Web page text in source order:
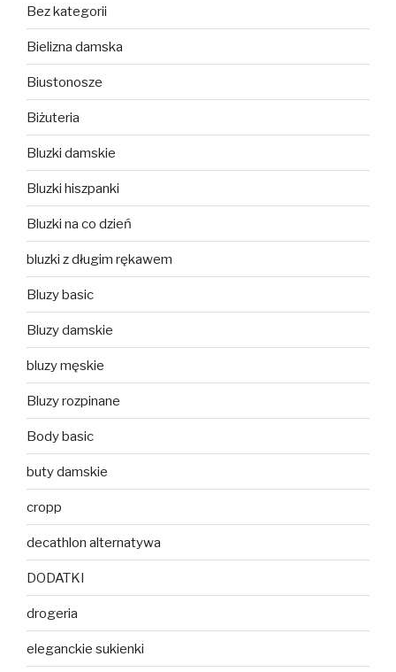
Bez kategorii
Bielizna damska
Biustonosze
Biżuteria
Bluzki damskie
Bluzki hiszpanki
Bluzki na co dzień
bluzki z długim rękawem
Bluzy basic
Bluzy damskie
bluzy męskie
Bluzy rozpinane
Body basic
buty damskie
cropp
decathlon alternatywa
DODATKI
drogeria
eleganckie sukienki